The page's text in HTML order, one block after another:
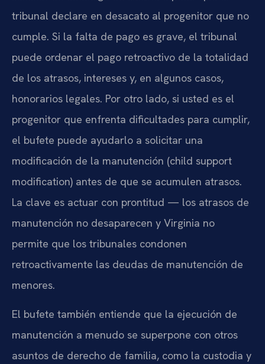
tribunal declare en desacato al progenitor que no
cumple. Si la falta de pago es grave, el tribunal
puede ordenar el pago retroactivo de la totalidad
de los atrasos, intereses y, en algunos casos,
honorarios legales. Por otro lado, si usted es el
progenitor que enfrenta dificultades para cumplir,
el bufete puede ayudarlo a solicitar una
modificación de la manutención (child support
modification) antes de que se acumulen atrasos.
La clave es actuar con prontitud — los atrasos de
manutención no desaparecen y Virginia no
permite que los tribunales condonen
retroactivamente las deudas de manutención de
menores.
El bufete también entiende que la ejecución de
manutención a menudo se superpone con otros
asuntos de derecho de familia, como la custodia y